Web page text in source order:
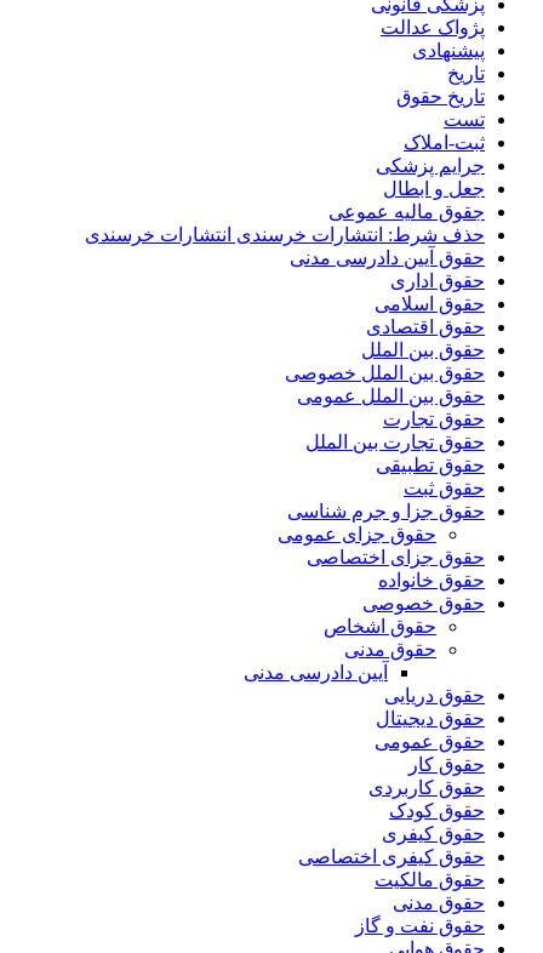
پزشکی قانونی
پژواک عدالت
پیشنهادی
تاریخ
تاریخ حقوق
تست
ثبت-املاک
جرایم پزشکی
جعل و ابطال
جقوق مالیه عموعی
حذف شرط: انتشارات خرسندی انتشارات خرسندی
حقوق آیین دادرسی مدنی
حقوق اداری
حقوق اسلامی
حقوق اقتصادی
حقوق بین الملل
حقوق بین الملل خصوصی
حقوق بین الملل عمومی
حقوق تجارت
حقوق تجارت بین الملل
حقوق تطبیقی
حقوق ثبت
حقوق جزا و جرم شناسی
حقوق جزای عمومی
حقوق جزای اختصاصی
حقوق خانواده
حقوق خصوصی
حقوق اشخاص
حقوق مدنی
آیین دادرسی مدنی
حقوق دریایی
حقوق دیجیتال
حقوق عمومی
حقوق کار
حقوق کاربردی
حقوق کودک
حقوق کیفری
حقوق کیفری اختصاصی
حقوق مالکیت
حقوق مدنی
حقوق نفت و گاز